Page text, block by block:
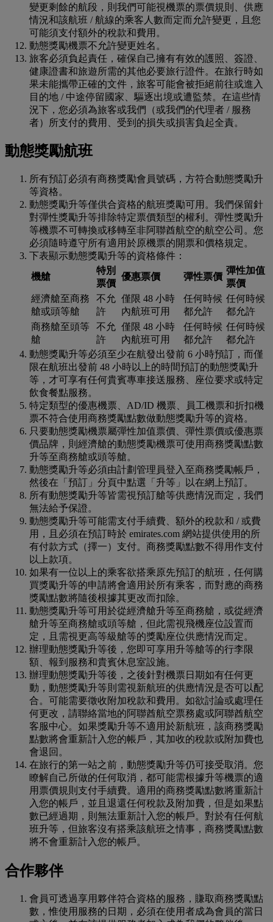
變更剩餘的航段，則我們可能視機票的票價規則、供應
情況和該航班 / 航線的乘客人數而定而允許變更，且您
可能須支付額外的稅款和費用。
動態獎勵機票不允許變更姓名。
旅客必須負起責任，確保自己擁有有效的護照、簽證、
健康證書和旅遊所需的其他必要旅行證件。在旅行時如
果未能攜帶正確的文件，旅客可能會被拒絕前往或進入
目的地 / 中途停留國家、驅逐出境或遭監禁。在這些情
況下，您必須為旅客或我們（或我們的代理者 / 服務
者）所支付的費用、受到的損失或損害負起全責。
動態獎勵航班
所有預訂必須有商務獎勵會員號碼，方符合動態獎勵升
等資格。
動態獎勵升等僅供合資格的航班獎勵可用。我們保留針
對彈性獎勵升等排除特定票價類型的權利。彈性獎勵升
等機票不可轉換或移轉至非阿聯酋航空的航空公司。您
必須隨時遵守所有適用於原機票的開票和價格規定。
下表顯示動態獎勵升等的資格條件：
機艙
特別
票價
優惠票價 彈性票價
彈性加值
票價
經濟艙至商務
艙或頭等艙
不允
許
僅限 48 小時
內航班可用
任何時候
都允許
任何時候
都允許
商務艙至頭等
艙
不允
許
僅限 48 小時
內航班可用
任何時候
都允許
任何時候
都允許
動態獎勵升等必須至少在航發出發前 6 小時預訂，而僅
限在航班出發前 48 小時以上的時間預訂的動態獎勵升
等，才可享有任何貴賓專車接送服務、座位要求或特定
飲食餐點服務。
特定類型的優惠機票、AD/ID 機票、員工機票和折扣機
票不符合使用商務獎勵點數做動態獎勵升等的資格。
只要動態獎勵機票屬彈性加值票價、彈性票價或優惠票
價品牌，則經濟艙的動態獎勵機票可使用商務獎勵點數
升等至商務艙或頭等艙。
動態獎勵升等必須由計劃管理員登入至商務獎勵帳戶，
然後在「預訂」分頁中點選「升等」以在網上預訂。
所有動態獎勵升等皆需視預訂艙等供應情況而定，我們
無法給予保證。
動態獎勵升等可能需支付手續費、額外的稅款和 / 或費
用，且必須在預訂時於 emirates.com 網站提供使用的所
有付款方式（擇一）支付。商務獎勵點數不得用作支付
以上款項。
如果有一位以上的乘客欲搭乘原先預訂的航班，任何購
買獎勵升等的申請將會適用於所有乘客，而對應的商務
獎勵點數將隨後根據其更改而扣除。
動態獎勵升等可用於從經濟艙升等至商務艙，或從經濟
艙升等至商務艙或頭等艙，但此需視飛機座位設置而
定，且需視更高等級艙等的獎勵座位供應情況而定。
辦理動態獎勵升等後，您即可享用升等艙等的行李限
額、報到服務和貴賓休息室設施。
辦理動態獎勵升等後，之後針對機票日期如有任何更
動，動態獎勵升等則需視新航班的供應情況是否可以配
合。可能需要徵收附加稅款和費用。如欲討論或處理任
何更改，請聯絡當地的阿聯酋航空票務處或阿聯酋航空
客服中心。如果獎勵升等不適用於新航班，該商務獎勵
點數將會重新計入您的帳戶，其加收的稅款或附加費也
會退回。
在旅行的第一站之前，動態獎勵升等仍可接受取消。您
瞭解自己所做的任何取消，都可能需根據升等機票的適
用票價規則支付手續費。適用的商務獎勵點數將重新計
入您的帳戶，並且退還任何稅款及附加費，但是如果點
數已經過期，則無法重新計入您的帳戶。對於有任何航
班升等，但旅客沒有搭乘該航班之情事，商務獎勵點數
將不會重新計入您的帳戶。
合作夥伴
會員可透過享用夥伴符合資格的服務，賺取商務獎勵點
數，惟使用服務的日期，必須在使用者成為會員的當日